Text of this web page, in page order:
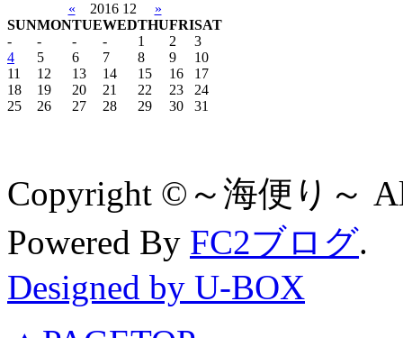
« 2016 12
»
SUNMONTUEWEDTHUFRISAT
-
- - - 1 2
3
4
5 6 7 8 9
10
11
12 13 14 15 16
17
18
19 20 21 22 23
24
25
26 27 28 29 30 31
Copyright ©～海便り～
Powered By FC2ブログ.
Designed by U-BOX